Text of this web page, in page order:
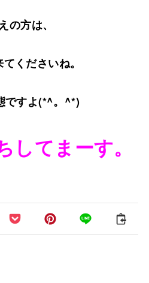
の方は、
くださいね。
ですよ(*^。^*)
してまーす。